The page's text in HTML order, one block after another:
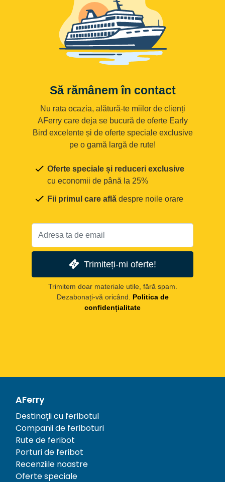
Să rămânem în contact
Nu rata ocazia, alătură-te miilor de clienți
AFerry care deja se bucură de oferte Early
Bird excelente și de oferte speciale exclusive
pe o gamă largă de rute!
Oferte speciale și reduceri exclusive
cu economii de până la 25%
Fii primul care află despre noile orare
Trimiteți-mi oferte!
Trimitem doar materiale utile, fără spam.
Dezabonați-vă oricând.
Politica de
confidențialitate
AFerry
Destinații cu feribotul
Companii de feriboturi
Rute de feribot
Porturi de feribot
Recenziile noastre
Oferte speciale